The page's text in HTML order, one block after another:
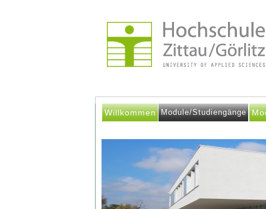
Willkommen Module/Studiengänge